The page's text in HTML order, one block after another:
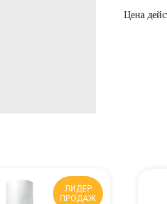
Цена
ЛИДЕР
ПРОДАЖ